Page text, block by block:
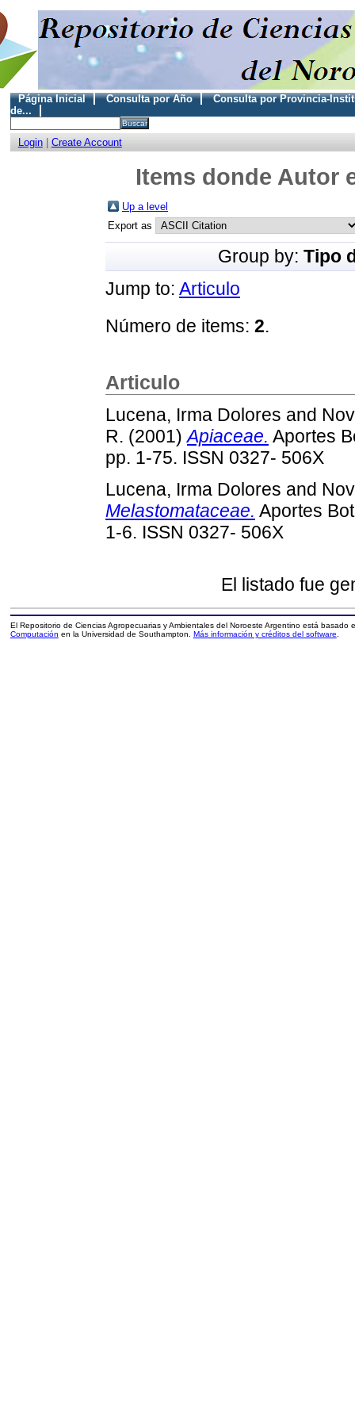
Página Inicial Consulta por Año
Consulta por Provincia-
de...
Login| Create Account
Items donde Autor
Up a level
Export as
Group by: Tipo
Jump to: Articulo
Número de items: 2.
Articulo
Lucena, Irma Dolores and
R. (2001)Apiaceae. Aportes
pp. 1-75. ISSN 0327- 506X
Lucena, Irma Dolores and
Melastomataceae. Aportes
1-6. ISSN 0327- 506X
El listado fue
El Repositorio de Ciencias Agropecuarias y Ambientales del Noroeste Argentino está basado
Computación en la Universidad de Southampton. Más información y créditos del software